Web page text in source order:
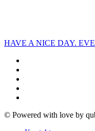
HAVE A NICE DAY.
© Powered with love by